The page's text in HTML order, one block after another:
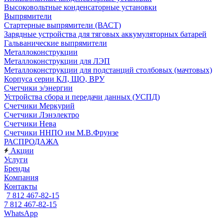
Высоковольтные конденсаторные установки
Выпрямители
Стартерные выпрямители (ВАСТ)
Зарядные устройства для тяговых аккумуляторных батарей
Гальванические выпрямители
Металлоконструкции
Металлоконструкции для ЛЭП
Металлоконструкции для подстанций столбовых (мачтовых)
Корпуса серии КЛ, ЩО, ВРУ
Счетчики э/энергии
Устройства сбора и передачи данных (УСПД)
Счетчики Меркурий
Счетчики Лэнэлектро
Счетчики Нева
Счетчики ННПО им М.В.Фрунзе
РАСПРОДАЖА
Акции
Услуги
Бренды
Компания
Контакты
7 812 467-82-15
7 812 467-82-15
WhatsApp